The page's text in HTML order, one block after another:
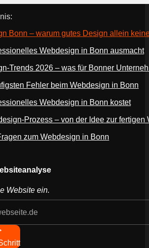
Bonn – warum gutes Design allein
Webdesign in Bonn ausmacht
Trends 2026 – was für Bonner
Fehler beim Webdesign in Bonn
Webdesign in Bonn kostet
Prozess – von der Idee zur fertigen
zum Webdesign in Bonn
Website ein.